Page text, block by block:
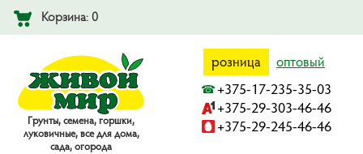
Корзина: 0
Гpyнты, ceмeнa, гopшки,
лyкoвичныe, вce для дoмa,
caдa, oгopoдa
розница оптовый
+375-17-235-35-03
+375-29-303-46-46
+375-29-245-46-46